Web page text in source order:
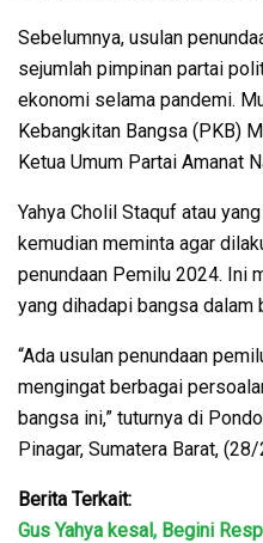
Sebelumnya, usulan
sejumlah pimpinan partai
ekonomi selama pandemi.
Kebangkitan Bangsa (PKB)
Ketua Umum Partai Amanat
Yahya Cholil Staquf atau
kemudian meminta agar
penundaan Pemilu 2024. Ini
yang dihadapi bangsa dalam
“Ada usulan penundaan
mengingat berbagai
bangsa ini,” tuturnya di
Pinagar, Sumatera Barat,
Berita Terkait:
Gus Yahya kesal, Begini